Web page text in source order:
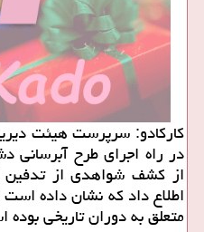
كاركادو: سرپرست هیئت
در راه اجرای طرح آبرسانی
از كشف شواهدی از تدفین
اطلاع داد كه نشان داده
متعلق به دوران تاریخی